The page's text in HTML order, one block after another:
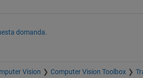
domanda.
Vision Computer Vision Toolbox